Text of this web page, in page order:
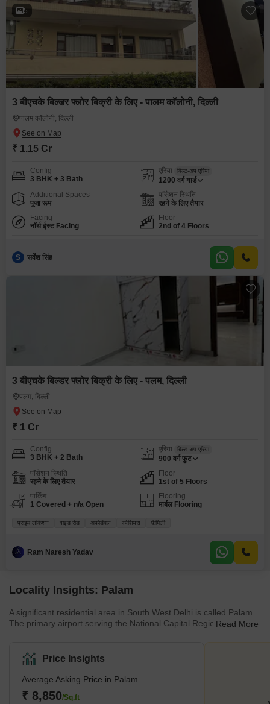
5
3 बीएचके बिल्डर फ्लोर बिक्री के लिए - पालम कॉलोनी, दिल्ली
पालम कॉलोनी, दिल्ली
₹ 1.15 Cr
Config
3 BHK + 3 Bath
एरिया बिल्ट-अप एरिया
1200 वर्ग यार्ड
Additional Spaces
पूजा रूम
पॉसेशन स्थिति
रहने के लिए तैयार
Facing
नॉर्थ ईस्ट Facing
Floor
2nd of 4 Floors
S सर्वेश सिंह
3 बीएचके बिल्डर फ्लोर बिक्री के लिए - पलम, दिल्ली
पलम, दिल्ली
₹ 1 Cr
Config
3 BHK + 2 Bath
एरिया बिल्ट-अप एरिया
900 वर्ग फुट
पॉसेशन स्थिति
रहने के लिए तैयार
Floor
1st of 5 Floors
पार्किंग
1 Covered + n/a Open
Flooring
मार्बल Flooring
प्राइम लोकेशन वाइड रोड अफोर्डेबल स्पेशियस फ़ैमिली
Ram Naresh Yadav
Locality Insights: Palam
A significant residential area in South West Delhi is called Palam.
The primary airport serving the National Capital Region is located
Capital Territory. Brief Description – Palam One of the upscale
residential areas is Palam, which is tucked away in New Delhi's
south-western section. The development of Palam's residential
Read More
Price Insights
Average Asking Price in Palam
₹ 8,850/Sq.ft